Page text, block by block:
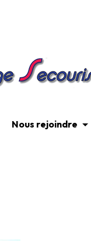
Nous rejoindre